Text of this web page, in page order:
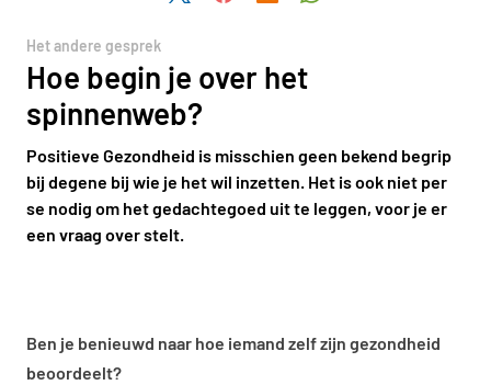
Het andere gesprek
Hoe begin je over het
spinnenweb?
Positieve Gezondheid is misschien geen bekend begrip
bij degene bij wie je het wil inzetten. Het is ook niet per
se nodig om het gedachtegoed uit te leggen, voor je er
een vraag over stelt.
Ben je benieuwd naar hoe iemand zelf zijn gezondheid
beoordeelt?